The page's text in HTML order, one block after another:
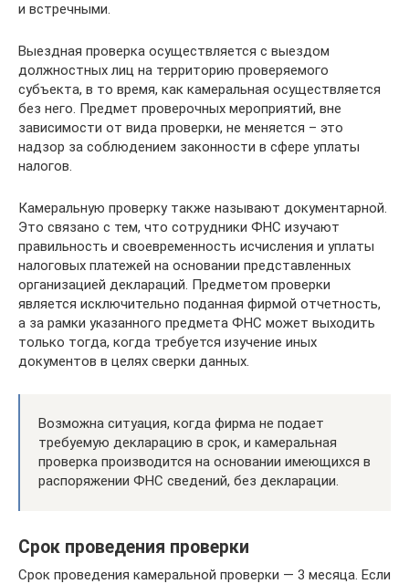
и встречными.
Выездная проверка осуществляется с выездом
должностных лиц на территорию проверяемого
субъекта, в то время, как камеральная осуществляется
без него. Предмет проверочных мероприятий, вне
зависимости от вида проверки, не меняется – это
надзор за соблюдением законности в сфере уплаты
налогов.
Камеральную проверку также называют документарной.
Это связано с тем, что сотрудники ФНС изучают
правильность и своевременность исчисления и уплаты
налоговых платежей на основании представленных
организацией деклараций. Предметом проверки
является исключительно поданная фирмой отчетность,
а за рамки указанного предмета ФНС может выходить
только тогда, когда требуется изучение иных
документов в целях сверки данных.
Возможна ситуация, когда фирма не подает
требуемую декларацию в срок, и камеральная
проверка производится на основании имеющихся в
распоряжении ФНС сведений, без декларации.
Срок проведения проверки
Срок проведения камеральной проверки — 3 месяца. Если